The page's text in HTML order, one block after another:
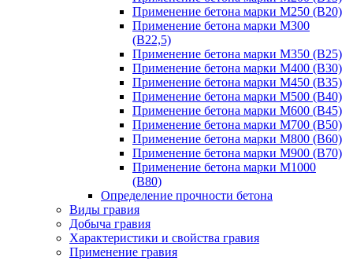
Применение бетона марки М250 (В20)
Применение бетона марки М300
(В22,5)
Применение бетона марки М350 (B25)
Применение бетона марки М400 (В30)
Применение бетона марки М450 (В35)
Применение бетона марки М500 (B40)
Применение бетона марки М600 (B45)
Применение бетона марки М700 (B50)
Применение бетона марки М800 (B60)
Применение бетона марки М900 (B70)
Применение бетона марки М1000
(В80)
Определение прочности бетона
Виды гравия
Добыча гравия
Характеристики и свойства гравия
Применение гравия